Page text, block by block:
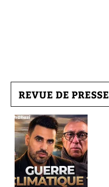
REVUE DE PRESSE